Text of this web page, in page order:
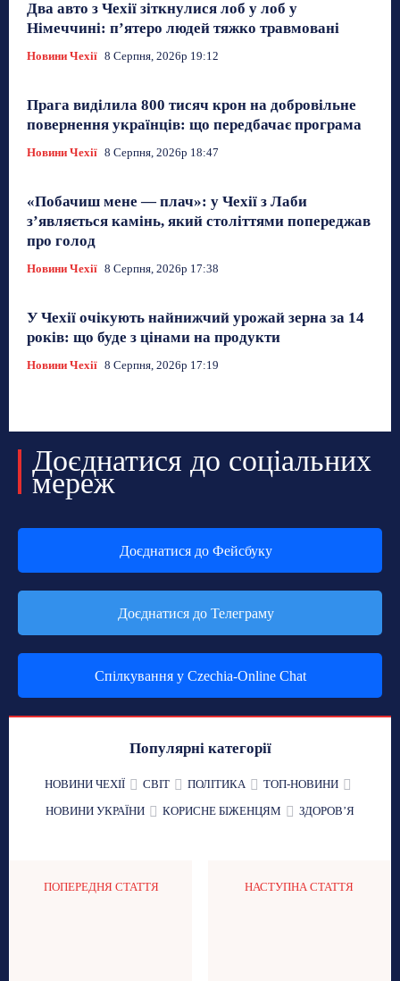
Два авто з Чехії зіткнулися лоб у лоб у
Німеччині: п’ятеро людей тяжко травмовані
Новини Чехії 8 Серпня, 2026р 19:12
Прага виділила 800 тисяч крон на добровільне
повернення українців: що передбачає програма
Новини Чехії 8 Серпня, 2026р 18:47
«Побачиш мене — плач»: у Чехії з Лаби
з’являється камінь, який століттями попереджав
про голод
Новини Чехії 8 Серпня, 2026р 17:38
У Чехії очікують найнижчий урожай зерна за 14
років: що буде з цінами на продукти
Новини Чехії 8 Серпня, 2026р 17:19
Доєднатися до соціальних
мереж
Доєднатися до Фейсбуку
Доєднатися до Телеграму
Спілкування у Czechia-Online Chat
Популярні категорії
НОВИНИ ЧЕХІЇ СВІТ ПОЛІТИКА
ТОП-НОВИНИ
НОВИНИ УКРАЇНИ
КОРИСНЕ БІЖЕНЦЯМ ЗДОРОВʼЯ
ПОПЕРЕДНЯ СТАТТЯ НАСТУПНА СТАТТЯ